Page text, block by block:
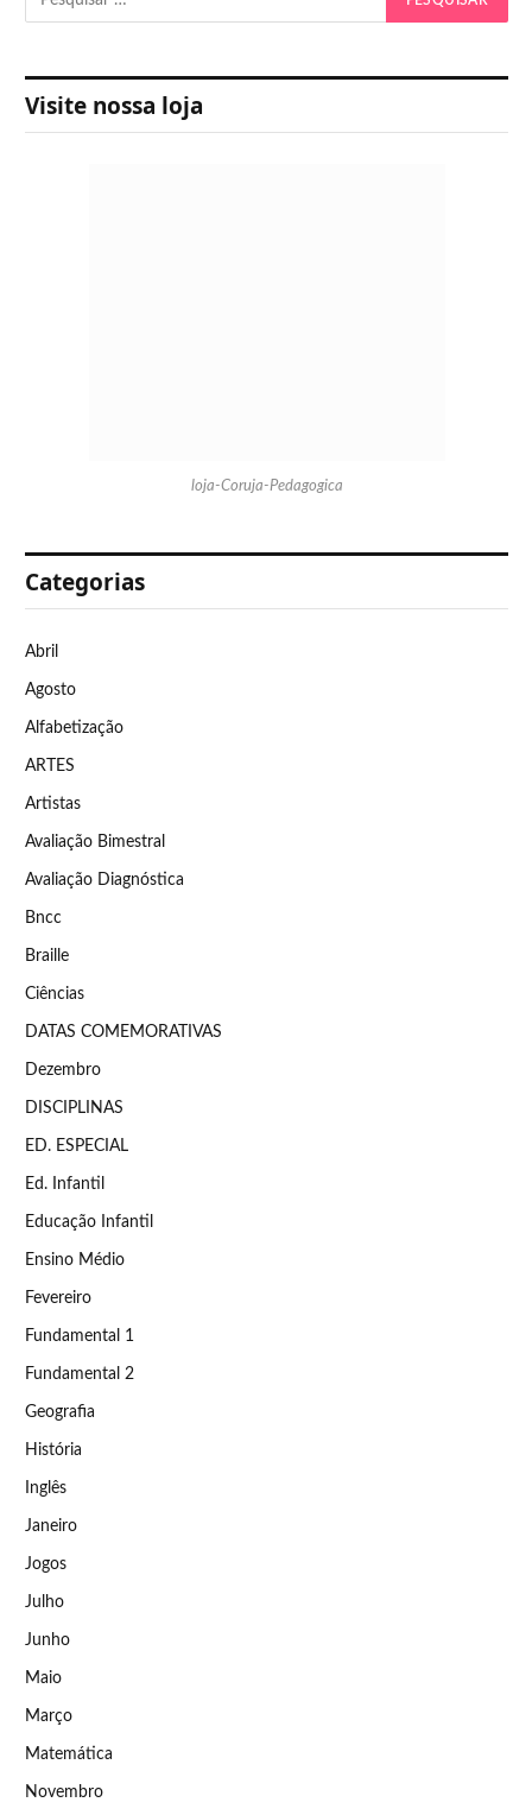
Visite nossa loja
loja-Coruja-Pedagogica
Categorias
Abril
Agosto
Alfabetização
ARTES
Artistas
Avaliação Bimestral
Avaliação Diagnóstica
Bncc
Braille
Ciências
DATAS COMEMORATIVAS
Dezembro
DISCIPLINAS
ED. ESPECIAL
Ed. Infantil
Educação Infantil
Ensino Médio
Fevereiro
Fundamental 1
Fundamental 2
Geografia
História
Inglês
Janeiro
Jogos
Julho
Junho
Maio
Março
Matemática
Novembro